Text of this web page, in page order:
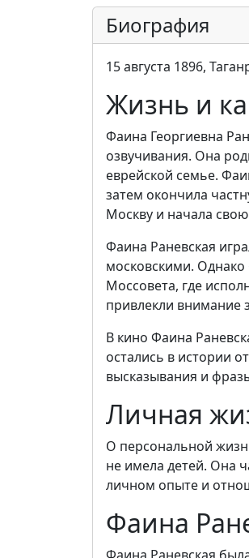
Биография
15 августа 1896,
Жизнь и
Фаина Георгиевна
озвучивания. Она
еврейской семье.
затем окончила
Москву и начала
Фаина Раневская
московскими.
Моссовета, где
привлекли внимание
В кино Фаина
остались в истории
высказывания и
Личная
О персональной
не имела детей. Она
личном опыте и
Фаина